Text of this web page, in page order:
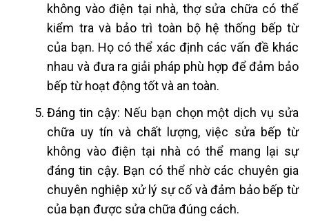
không vào điện tại nhà, thợ sửa chữa có thể
kiểm tra và bảo trì toàn bộ hệ thống bếp từ
của bạn. Họ có thể xác định các vấn đề khác
nhau và đưa ra giải pháp phù hợp để đảm bảo
bếp từ hoạt động tốt và an toàn.
Đáng tin cậy: Nếu bạn chọn một dịch vụ sửa
chữa uy tín và chất lượng, việc sửa bếp từ
không vào điện tại nhà có thể mang lại sự
đáng tin cậy. Bạn có thể nhờ các chuyên gia
chuyên nghiệp xử lý sự cố và đảm bảo bếp từ
của bạn được sửa chữa đúng cách.